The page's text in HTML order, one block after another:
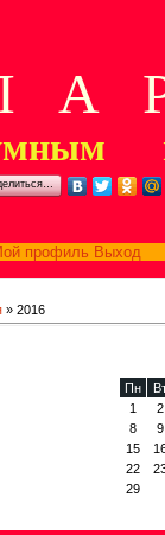
Р
профиль Выход
» 2016
Пн
1
2
8
9
15
22
29